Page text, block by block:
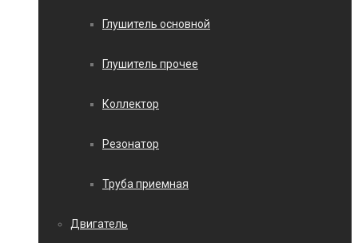
Глушитель основной
Глушитель прочее
Коллектор
Резонатор
Труба приемная
Двигатель